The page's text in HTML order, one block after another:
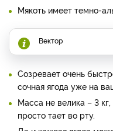
Мякоть имеет темно-
Вектор
Созревает очень
сочная ягода уже на
Масса не велика – 3
просто тает во рту.